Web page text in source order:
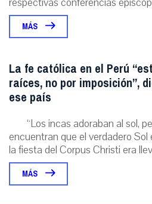
MÁS
La fe católica en el Perú
raíces, no por imposición”,
ese país
“Los incas adoraban al sol,
encuentran que el verdadero Sol
la fiesta del Corpus Christi era
MÁS